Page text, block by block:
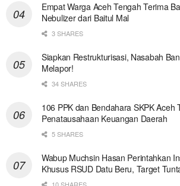
Empat Warga Aceh Tengah Terima
Nebulizer dari Baitul Mal
3 SHARES
Siapkan Restrukturisasi, Nasabah
Melapor!
34 SHARES
106 PPK dan Bendahara SKPK Aceh
Penatausahaan Keuangan Daerah
5 SHARES
Wabup Muchsin Hasan Perintahkan
Khusus RSUD Datu Beru, Target